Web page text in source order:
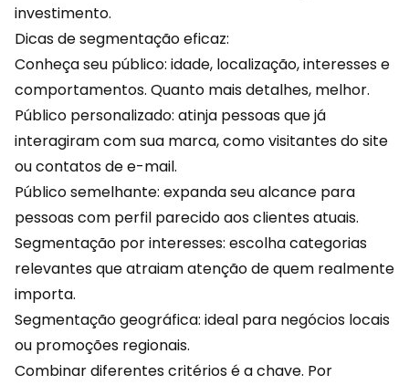
investimento.
Dicas de segmentação eficaz:
Conheça seu público: idade, localização, interesses e
comportamentos. Quanto mais detalhes, melhor.
Público personalizado: atinja pessoas que já
interagiram com sua marca, como visitantes do site
oucontatos de e-mail.
Público semelhante: expanda seu alcance para
pessoas com perfil parecido aos clientes atuais.
Segmentação por interesses: escolha categorias
relevantes que atraiam atenção de quem realmente
importa.
Segmentação geográfica: ideal para negócios locais
ou promoções regionais.
Combinar diferentes critérios é a chave. Por